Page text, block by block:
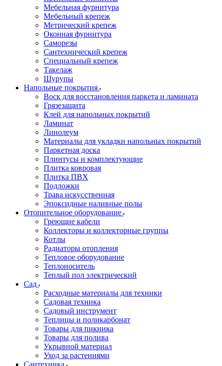
Мебельная фурнитура
Мебельный крепеж
Метрический крепеж
Оконная фурнитура
Саморезы
Сантехнический крепеж
Специальный крепеж
Такелаж
Шурупы
Напольные покрытия
Воск для восстановления паркета и ламината
Грязезащита
Клей для напольных покрытий
Ламинат
Линолеум
Материалы для укладки напольных покрытий
Паркетная доска
Плинтусы и комплектующие
Плитка ковровая
Плитка ПВХ
Подложки
Трава искусственная
Эпоксидные наливные полы
Отопительное оборудование
Греющие кабели
Коллекторы и коллекторные группы
Котлы
Радиаторы отопления
Тепловое оборудование
Теплоноситель
Теплый пол электрический
Сад
Расходные материалы для техники
Садовая техника
Садовый инструмент
Теплицы и поликарбонат
Товары для пикника
Товары для полива
Укрывной материал
Уход за растениями
Сантехника